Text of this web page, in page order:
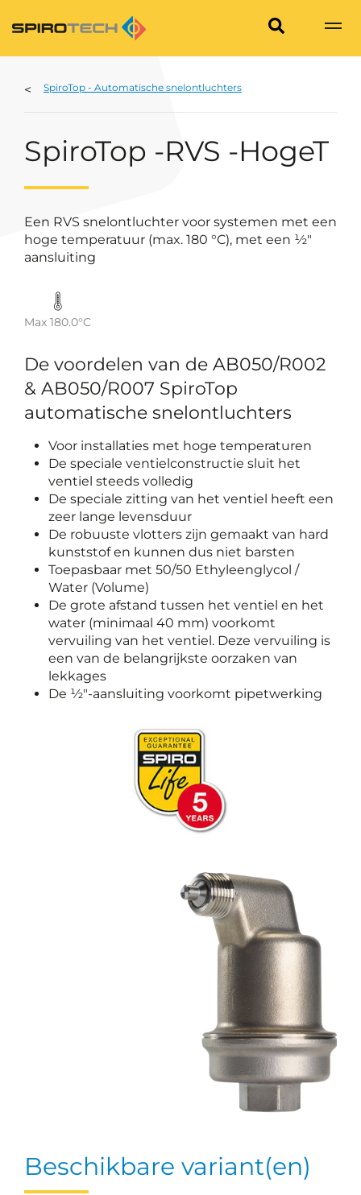
SpiroTop - Automatische snelontluchters
SpiroTop -RVS -HogeT
Een RVS snelontluchter voor systemen met een
hoge temperatuur (max. 180 °C), met een ½"
aansluiting
Max 180.0°C
De voordelen van de AB050/R002
& AB050/R007 SpiroTop
automatische snelontluchters
Voor installaties met hoge temperaturen
De speciale ventielconstructie sluit het
ventiel steeds volledig
De speciale zitting van het ventiel heeft een
zeer lange levensduur
De robuuste vlotters zijn gemaakt van hard
kunststof en kunnen dus niet barsten
Toepasbaar met 50/50 Ethyleenglycol /
Water (Volume)
De grote afstand tussen het ventiel en het
water (minimaal 40 mm) voorkomt
vervuiling van het ventiel. Deze vervuiling is
een van de belangrijkste oorzaken van
lekkages
De ½"-aansluiting voorkomt pipetwerking
Beschikbare variant(en)